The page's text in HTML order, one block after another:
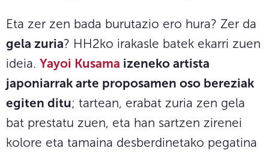
Eta zer zen bada burutazio ero hura? Zer da
gela zuria? HH2ko irakasle batek ekarri zuen
ideia. Yayoi Kusama izeneko artista
japoniarrak arte proposamen oso bereziak
egiten ditu; tartean, erabat zuria zen gela
bat prestatu zuen, eta han sartzen zirenei
kolore eta tamaina desberdinetako pegatina